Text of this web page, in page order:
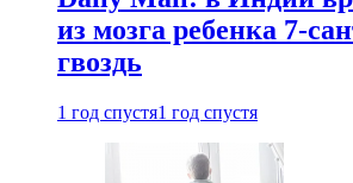
из мозга ребенка 7-
гвоздь
1 год спустя1 год спустя